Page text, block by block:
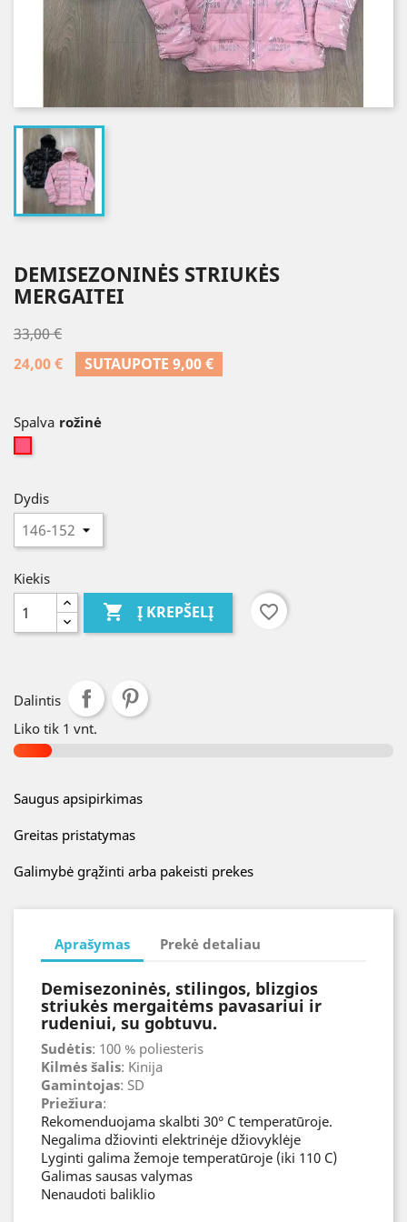
DEMISEZONINĖS STRIUKĖS
MERGAITEI
33,00 €
24,00 €
SUTAUPOTE 9,00 €
Spalva
Dydis
Kiekis
 Į KREPŠELĮ favorite_border
Dalintis
Liko tik 1 vnt.
Saugus apsipirkimas
Greitas pristatymas
Galimybė grąžinti arba pakeisti prekes
Aprašymas Prekė detaliau
Demisezoninės, stilingos, blizgios
striukės mergaitėms pavasariui ir
rudeniui, su gobtuvu.
Sudėtis: 100 % poliesteris
Kilmės šalis: Kinija
Gamintojas: SD
Priežiura:
Rekomenduojama skalbti 30° C temperatūroje.
Negalima džiovinti elektrinėje džiovyklėje
Lyginti galima žemoje temperatūroje (iki 110 C)
Galimas sausas valymas
Nenaudoti baliklio